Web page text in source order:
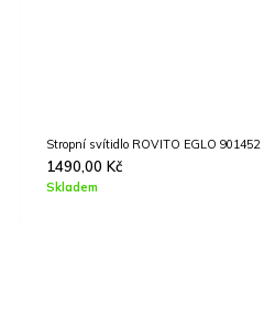
Stropní svítidlo PASTERI EGLO 97617
3990,00
Skladem